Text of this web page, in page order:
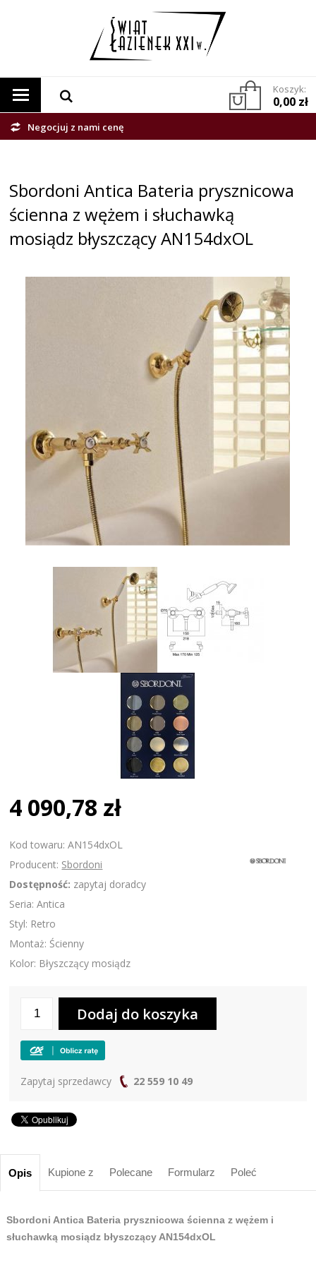
Koszyk:
0,00 zł
Negocjuj z nami cenę
Sbordoni Antica Bateria prysznicowa
ścienna z wężem i słuchawką
mosiądz błyszczący AN154dxOL
4 090,78 zł
Kod towaru: AN154dxOL
Producent: Sbordoni
Dostępność: zapytaj doradcy
Seria: Antica
Styl: Retro
Montaż: Ścienny
Kolor: Błyszczący mosiądz
Zapytaj sprzedawcy 22 559 10 49
Opis Kupione z Polecane Formularz Poleć
Sbordoni Antica Bateria prysznicowa ścienna z wężem i
słuchawką mosiądz błyszczący AN154dxOL